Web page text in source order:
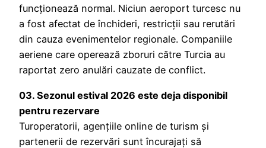
funcționează normal. Niciun aeroport turcesc nu
a fost afectat de închideri, restricții sau rerutări
din cauza evenimentelor regionale. Companiile
aeriene care operează zboruri către Turcia au
raportat zero anulări cauzate de conflict.
03. Sezonul estival 2026 este deja disponibil
pentru rezervare
Turoperatorii, agențiile online de turism și
partenerii de rezervări sunt încurajați să